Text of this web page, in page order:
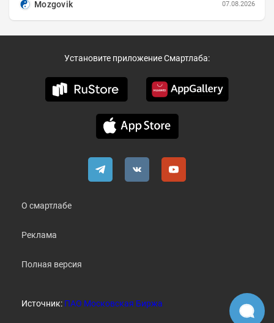
Mozgovik
07.08.2026
Установите приложение Смартлаба:
О смартлабе
Реклама
Полная версия
Источник: ПАО Московская Биржа